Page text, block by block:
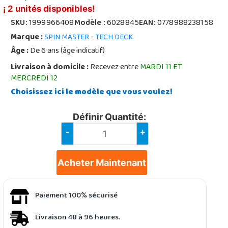
¡ 2 unités disponibles!
SKU:1999966408Modèle :6028845EAN:0778988238158
Marque :SPIN MASTER-TECH DECK
Âge :De 6 ans (âge indicatif)
Livraison à domicile :Recevez entreMARDI 11 ET
MERCREDI 12
Choisissez ici le modèle que vous voulez!
Définir Quantité:
- +
Acheter Maintenant
Paiement 100% sécurisé
Livraison 48 à 96 heures.